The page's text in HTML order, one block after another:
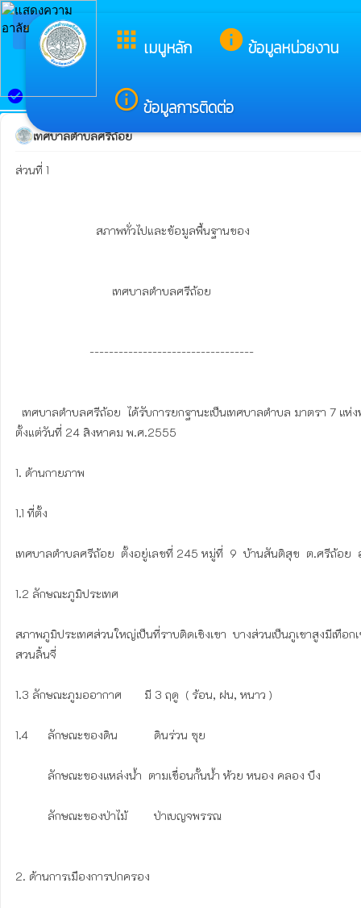
apps เมนูหลัก info ข้อมูลหน่วยงาน
info_outline ข้อมูลการติดต่อ
arrow_back_ios กลับเมนูหลัก ยินดีต้อนรับสู่เว็บไซต์ของ
check_circleข้อมูลพื้นฐาน
เทศบาลตำบลศรีถ้อย
ส่วนที่ 1
ตั้งแต่วันที่ 24 สิงหาคม พ.ศ.2555
1. ด้านกายภาพ
1.1 ที่ตั้ง
เทศบาลตำบลศรีถ้อย  ตั้งอยู่เลขที่ 245 หมู่ที่  9  บ้านสันติสุข  ต.ศรีถ้อย
1.2 ลักษณะภูมิประเทศ
สภาพภูมิประเทศส่วนใหญ่เป็นที่ราบติดเชิงเขา  บางส่วนเป็นภูเขาสูงมีเทื
สวนลิ้นจี่
1.3 ลักษณะภูมออากาศ   	มี 3 ฤดู  ( ร้อน, ฝน, หนาว )
1.4      ลักษณะของดิน   	   ดินร่วน ซุย
2. ด้านการเมืองการปกครอง